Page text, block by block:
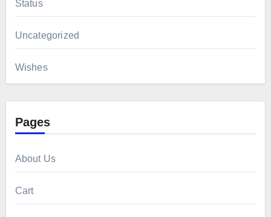
Status
Uncategorized
Wishes
Pages
About Us
Cart